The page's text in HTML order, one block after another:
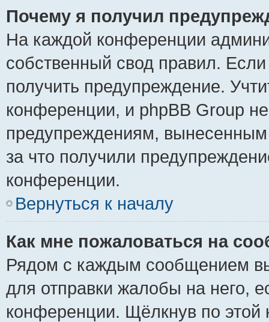
Почему я получил
На каждой конференции
собственный свод правил.
получить предупреждение.
конференции, и phpBB Group
предупреждениям,
за что получили
конференции.
Вернуться к началу
Как мне пожаловаться на
Рядом с каждым сообщением
для отправки жалобы на него,
конференции. Щёлкнув по этой